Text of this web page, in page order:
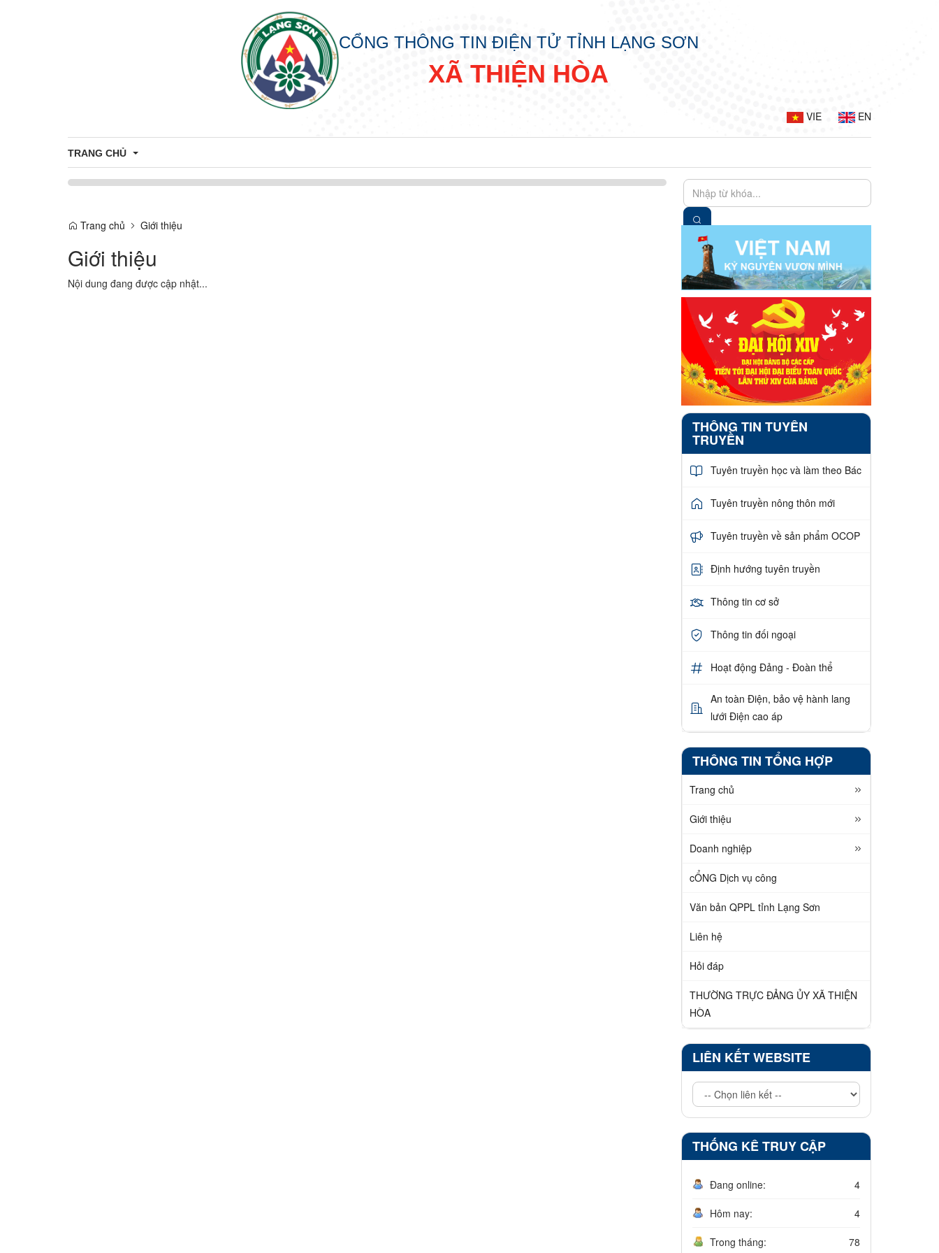
CỔNG THÔNG TIN ĐIỆN TỬ TỈNH LẠNG SƠN
XÃ THIỆN HÒA
VIE EN
TRANG CHỦ
Trang chủ Giới thiệu
Giới thiệu
Nội dung đang được cập nhật...
THÔNG TIN TUYÊN
TRUYỀN
Tuyên truyền học và làm theo Bác
Tuyên truyền nông thôn mới
Tuyên truyền về sản phẩm OCOP
Định hướng tuyên truyền
Thông tin cơ sở
Thông tin đối ngoại
Hoạt động Đảng - Đoàn thể
An toàn Điện, bảo vệ hành lang
lưới Điện cao áp
THÔNG TIN TỔNG HỢP
Trang chủ
Giới thiệu
Doanh nghiệp
cỔNG Dịch vụ công
Văn bản QPPL tỉnh Lạng Sơn
Liên hệ
Hỏi đáp
THƯỜNG TRỰC ĐẢNG ỦY XÃ THIỆN
HÒA
LIÊN KẾT WEBSITE
THỐNG KÊ TRUY CẬP
Đang online: 4
Hôm nay: 4
Trong tháng: 78